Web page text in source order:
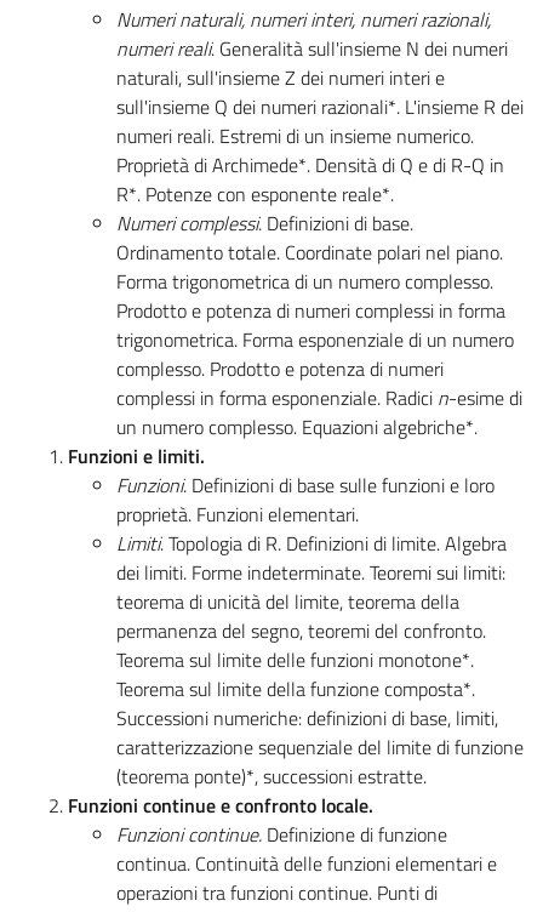
Numeri naturali, numeri interi, numeri razionali,
numeri reali. Generalità sull'insieme N dei numeri
naturali, sull'insieme Z dei numeri interi e
sull'insieme Q dei numeri razionali*. L'insieme R dei
numeri reali. Estremi di un insieme numerico.
Proprietà di Archimede*. Densità di Q e di R-Q in
R*. Potenze con esponente reale*.
Numeri complessi. Definizioni di base.
Ordinamento totale. Coordinate polari nel piano.
Forma trigonometrica di un numero complesso.
Prodotto e potenza di numeri complessi in forma
trigonometrica. Forma esponenziale di un numero
complesso. Prodotto e potenza di numeri
complessi in forma esponenziale. Radici n-esime di
un numero complesso. Equazioni algebriche*.
Funzioni e limiti.
Funzioni. Definizioni di base sulle funzioni e loro
proprietà. Funzioni elementari.
Limiti. Topologia di R. Definizioni di limite. Algebra
dei limiti. Forme indeterminate. Teoremi sui limiti:
teorema di unicità del limite, teorema della
permanenza del segno, teoremi del confronto.
Teorema sul limite delle funzioni monotone*.
Teorema sul limite della funzione composta*.
Successioni numeriche: definizioni di base, limiti,
caratterizzazione sequenziale del limite di funzione
(teorema ponte)*, successioni estratte.
Funzioni continue e confronto locale.
Funzioni continue. Definizione di funzione
continua. Continuità delle funzioni elementari e
operazioni tra funzioni continue. Punti di